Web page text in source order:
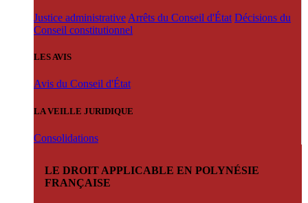
Justice administrative Arrêts du Conseil d'État Décisions du
Conseil constitutionnel
LES AVIS
Avis du Conseil d'État
LA VEILLE JURIDIQUE
Consolidations
LE DROIT APPLICABLE EN POLYNÉSIE
FRANÇAISE